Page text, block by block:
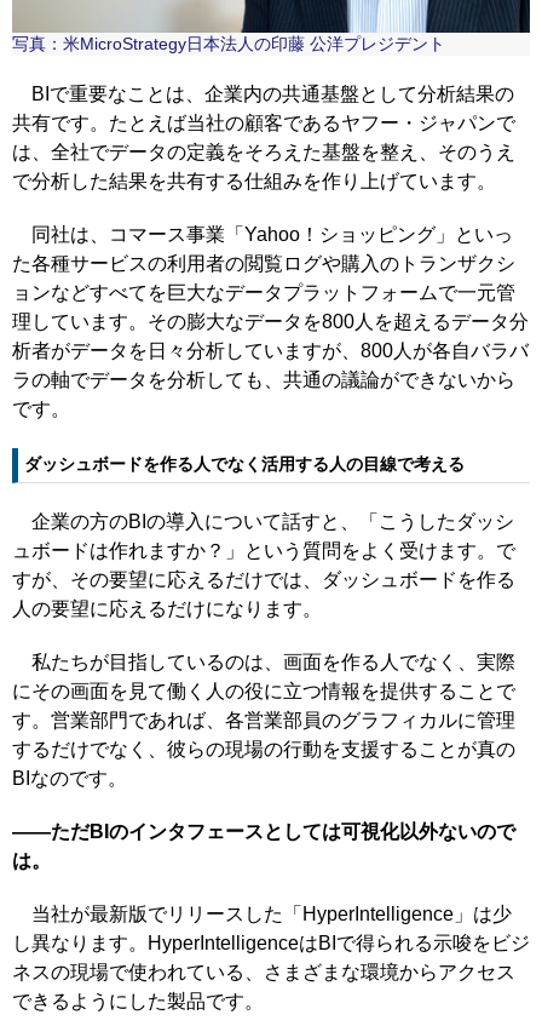
写真：米MicroStrategy日本法人の印藤 公洋プレジデント
BIで重要なことは、企業内の共通基盤として分析結果の
共有です。たとえば当社の顧客であるヤフー・ジャパンで
は、全社でデータの定義をそろえた基盤を整え、そのうえ
で分析した結果を共有する仕組みを作り上げています。
同社は、コマース事業「Yahoo！ショッピング」といっ
た各種サービスの利用者の閲覧ログや購入のトランザクシ
ョンなどすべてを巨大なデータプラットフォームで一元管
理しています。その膨大なデータを800人を超えるデータ分
析者がデータを日々分析していますが、800人が各自バラバ
ラの軸でデータを分析しても、共通の議論ができないから
です。
ダッシュボードを作る人でなく活用する人の目線で考える
企業の方のBIの導入について話すと、「こうしたダッシ
ュボードは作れますか？」という質問をよく受けます。で
すが、その要望に応えるだけでは、ダッシュボードを作る
人の要望に応えるだけになります。
私たちが目指しているのは、画面を作る人でなく、実際
にその画面を見て働く人の役に立つ情報を提供することで
す。営業部門であれば、各営業部員のグラフィカルに管理
するだけでなく、彼らの現場の行動を支援することが真の
BIなのです。
――ただBIのインタフェースとしては可視化以外ないので
は。
当社が最新版でリリースした「HyperIntelligence」は少
し異なります。HyperIntelligenceはBIで得られる示唆をビジ
ネスの現場で使われている、さまざまな環境からアクセス
できるようにした製品です。